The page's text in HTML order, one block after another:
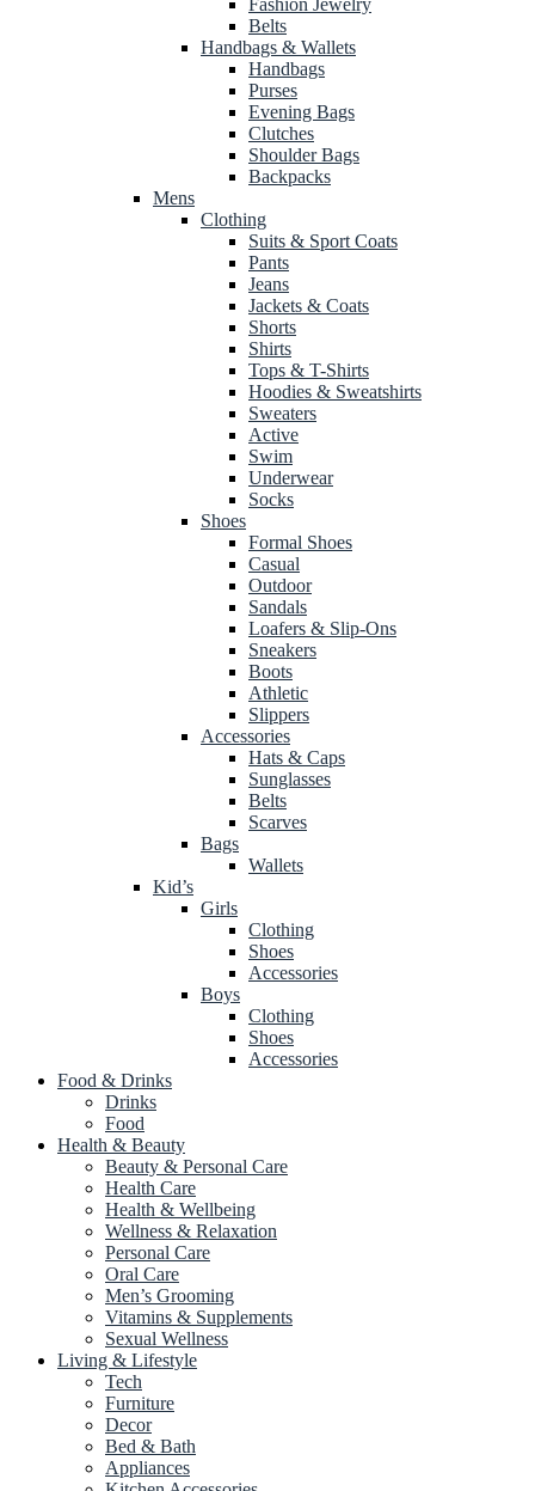
Fashion Jewelry
Belts
Handbags & Wallets
Handbags
Purses
Evening Bags
Clutches
Shoulder Bags
Backpacks
Mens
Clothing
Suits & Sport Coats
Pants
Jeans
Jackets & Coats
Shorts
Shirts
Tops & T-Shirts
Hoodies & Sweatshirts
Sweaters
Active
Swim
Underwear
Socks
Shoes
Formal Shoes
Casual
Outdoor
Sandals
Loafers & Slip-Ons
Sneakers
Boots
Athletic
Slippers
Accessories
Hats & Caps
Sunglasses
Belts
Scarves
Bags
Wallets
Kid’s
Girls
Clothing
Shoes
Accessories
Boys
Clothing
Shoes
Accessories
Food & Drinks
Drinks
Food
Health & Beauty
Beauty & Personal Care
Health Care
Health & Wellbeing
Wellness & Relaxation
Personal Care
Oral Care
Men’s Grooming
Vitamins & Supplements
Sexual Wellness
Living & Lifestyle
Tech
Furniture
Decor
Bed & Bath
Appliances